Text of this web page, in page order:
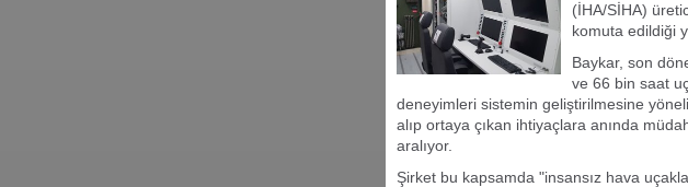
(İHA/SİHA)
komuta edildiği
Baykar, son
ve 66 bin saat
deneyimleri sistemin geliştirilmesine
alıp ortaya çıkan ihtiyaçlara anında
aralıyor.
Şirket bu kapsamda "insansız hava